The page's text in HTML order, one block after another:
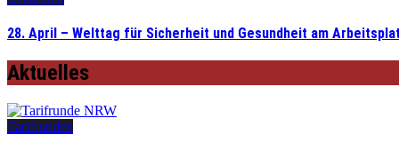
28. April – Welttag für Sicherheit und Gesundheit am
Aktuelles
Tarifrunden